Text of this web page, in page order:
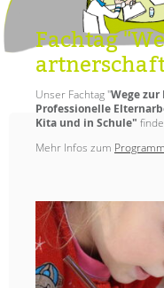
Fachtag
Unser Fachtag "Wege
Professionelle
Kita und in Schule"
Mehr Infos zum Programm